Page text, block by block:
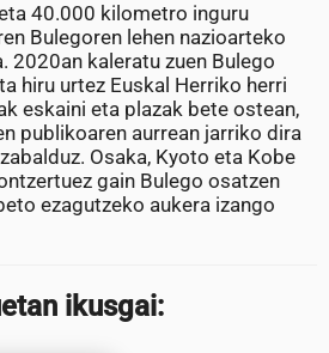
40.000 kilometro inguru
Bulegoren lehen nazioarteko
2020an kaleratu zuen Bulego
hiru urtez Euskal Herriko herri
eskaini eta plazak bete ostean,
publikoaren aurrean jarriko dira
Osaka, Kyoto eta Kobe
gain Bulego osatzen
ezagutzeko aukera izango
ikusgai: